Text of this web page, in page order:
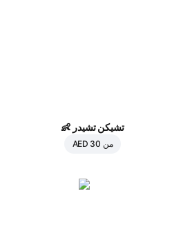
تشيكن تشيدر 👶
من AED 30